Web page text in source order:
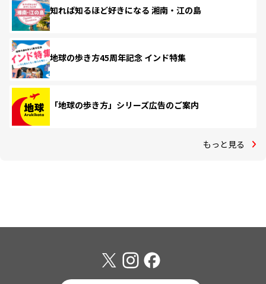
知れば知るほど好きになる 湘南・江の島
地球の歩き方45周年記念 インド特集
「地球の歩き方」シリーズ広告のご案内
もっと見る